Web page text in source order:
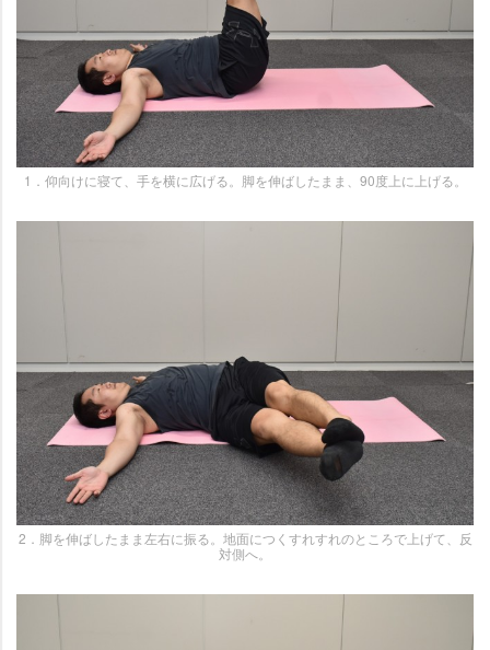
1．仰向けに寝て、手を横に広げる。脚を伸ばしたまま、90度上に上げる。
2．脚を伸ばしたまま左右に振る。地面につくすれすれのところで上げて、反
対側へ。